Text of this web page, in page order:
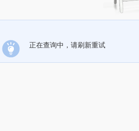
正在查询中，请刷新重试